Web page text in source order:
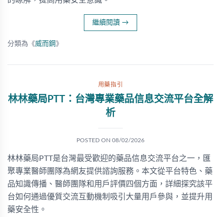
繼續閱讀 →
分類為《威而鋼 》
用藥指引
林林藥局PTT：台灣專業藥品信息交流平台全解
析
POSTED ON 08/02/2026
林林藥局PTT是台灣最受歡迎的藥品信息交流平台之一，匯
聚專業醫師團隊為網友提供諮詢服務。本文從平台特色、藥
品知識傳播、醫師團隊和用戶評價四個方面，詳細探究該平
台如何通過優質交流互動機制吸引大量用戶參與，並提升用
藥安全性。